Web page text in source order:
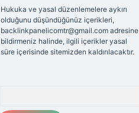
Hukuka ve yasal düzenlemelere aykırı
olduğunu düşündüğünüz içerikleri,
backlinkpanelicomtr@gmail.comadresine
bildirmeniz halinde, ilgili içerikler yasal
süre içerisinde sitemizden kaldırılacaktır.